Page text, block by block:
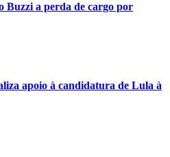
Buzzi a perda de cargo por
apoio à candidatura de Lula à